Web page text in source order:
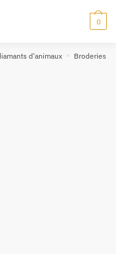
0
d'animaux » Broderies